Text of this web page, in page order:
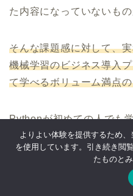
た内容になっていないもの
そんな課題感に対して、
機械学習のビジネス導入
て学べるボリューム満点
Pythonが初めての人でも
しておりますので是非チ
ウォルマートのデータを
り、実務で使うことの多
よりよい体験を提供するため
を使用しています。引き続き閲
たものと